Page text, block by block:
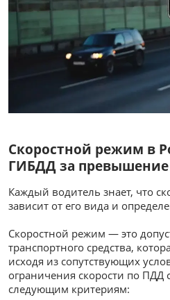
Скоростной режим в
ГИБДД за превышение
Каждый водитель знает, что
зависит от его вида и
Скоростной режим — это
транспортного средства,
исходя из сопутствующих
ограничения скорости по ПДД
следующим критериям: